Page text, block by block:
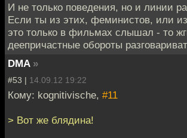
И не только поведения, но и линии
Если ты из этих, феминистов, или
это только в фильмах слышал - то
деепричастные обороты
DMA »
#53 | 14.09.12 19:22
Кому: kognitivische, #11
> Вот же блядина!